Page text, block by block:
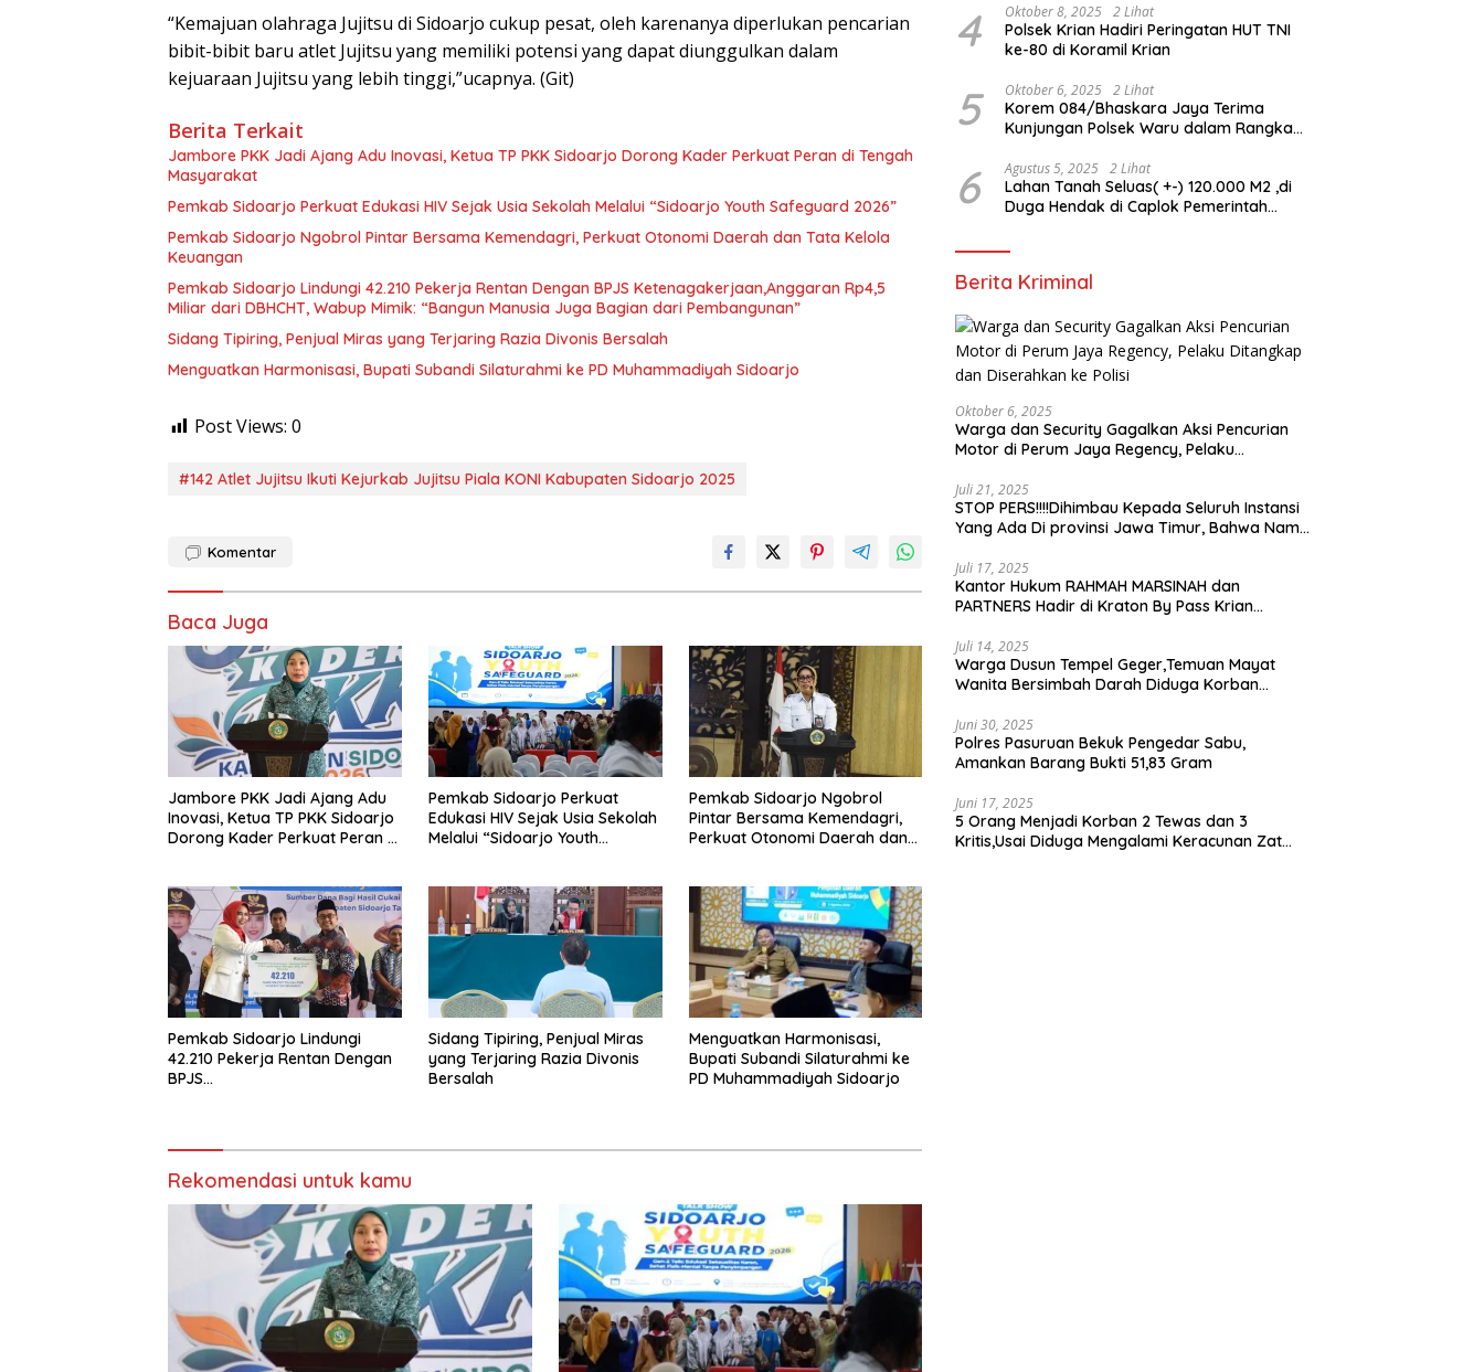
“Kemajuan olahraga Jujitsu di Sidoarjo cukup pesat, oleh karenanya diperlukan pencarian
bibit-bibit baru atlet Jujitsu yang memiliki potensi yang dapat diunggulkan dalam
kejuaraan Jujitsu yang lebih tinggi,”ucapnya. (Git)
Berita Terkait
Jambore PKK Jadi Ajang Adu Inovasi, Ketua TP PKK Sidoarjo Dorong Kader Perkuat Peran di Tengah
Masyarakat
Pemkab Sidoarjo Perkuat Edukasi HIV Sejak Usia Sekolah Melalui “Sidoarjo Youth Safeguard 2026”
Pemkab Sidoarjo Ngobrol Pintar Bersama Kemendagri, Perkuat Otonomi Daerah dan Tata Kelola
Keuangan
Pemkab Sidoarjo Lindungi 42.210 Pekerja Rentan Dengan BPJS Ketenagakerjaan,Anggaran Rp4,5
Miliar dari DBHCHT, Wabup Mimik: “Bangun Manusia Juga Bagian dari Pembangunan”
Sidang Tipiring, Penjual Miras yang Terjaring Razia Divonis Bersalah
Menguatkan Harmonisasi, Bupati Subandi Silaturahmi ke PD Muhammadiyah Sidoarjo
Post Views: 0
#142 Atlet Jujitsu Ikuti Kejurkab Jujitsu Piala KONI Kabupaten Sidoarjo 2025
Komentar
Baca Juga
Jambore PKK Jadi Ajang Adu
Inovasi, Ketua TP PKK Sidoarjo
Dorong Kader Perkuat Peran di
Pemkab Sidoarjo Perkuat
Edukasi HIV Sejak Usia Sekolah
Melalui “Sidoarjo Youth
Pemkab Sidoarjo Ngobrol
Pintar Bersama Kemendagri,
Perkuat Otonomi Daerah dan
Pemkab Sidoarjo Lindungi
42.210 Pekerja Rentan Dengan
BPJS
Manusia Juga Bagian dari
Pembangunan”
Sidang Tipiring, Penjual Miras
yang Terjaring Razia Divonis
Bersalah
Menguatkan Harmonisasi,
Bupati Subandi Silaturahmi ke
PD Muhammadiyah Sidoarjo
Rekomendasi untuk kamu
Polri
4 Oktober 8, 2025 2 Lihat
Polsek Krian Hadiri Peringatan HUT TNI
ke-80 di Koramil Krian
5 Oktober 6, 2025 2 Lihat
Korem 084/Bhaskara Jaya Terima
Kunjungan Polsek Waru dalam Rangka
6 Agustus 5, 2025 2 Lihat
Lahan Tanah Seluas( +-) 120.000 M2 ,di
Duga Hendak di Caplok Pemerintah
Berita Kriminal
Oktober 6, 2025
Warga dan Security Gagalkan Aksi Pencurian
Motor di Perum Jaya Regency, Pelaku
Juli 21, 2025
STOP PERS!!!!Dihimbau Kepada Seluruh Instansi
Yang Ada Di provinsi Jawa Timur, Bahwa Nama
Beritanews9.id
Juli 17, 2025
Kantor Hukum RAHMAH MARSINAH dan
PARTNERS Hadir di Kraton By Pass Krian
Juli 14, 2025
Warga Dusun Tempel Geger,Temuan Mayat
Wanita Bersimbah Darah Diduga Korban
Juni 30, 2025
Polres Pasuruan Bekuk Pengedar Sabu,
Amankan Barang Bukti 51,83 Gram
Juni 17, 2025
5 Orang Menjadi Korban 2 Tewas dan 3
Kritis,Usai Diduga Mengalami Keracunan Zat